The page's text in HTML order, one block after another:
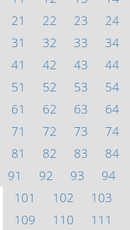
21
22 23 24
31
32 33 34
41
42 43 44
51
52 53 54
61
62 63 64
71
72 73 74
81
82 83 84
91
92 93 94
101
102 103
109
110 111